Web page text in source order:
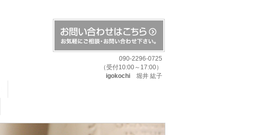
090-2296-0725
（受付10:00～17:00）
igokochi 堀井 紘子